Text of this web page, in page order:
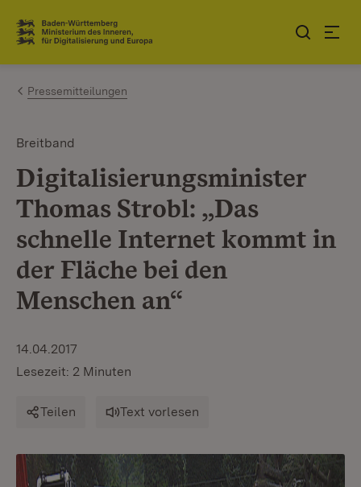
Zum Inhalt springen
Link zur Startseite
Pressemitteilungen
Breitband
Digitalisierungsminister
Thomas Strobl: „Das
schnelle Internet kommt in
der Fläche bei den
Menschen an“
14.04.2017
Lesezeit: 2 Minuten
Teilen Text vorlesen